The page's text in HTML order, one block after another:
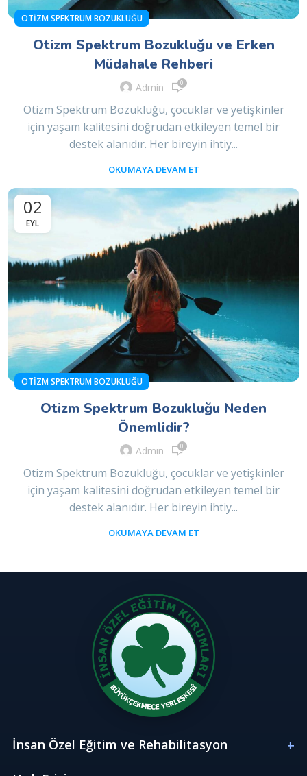
OTIZM SPEKTRUM BOZUKLUĞU
Otizm Spektrum Bozukluğu ve Erken
Müdahale Rehberi
Admin 0
Otizm Spektrum Bozukluğu, çocuklar ve yetişkinler
için yaşam kalitesini doğrudan etkileyen temel bir
destek alanıdır. Her bireyin ihtiy...
OKUMAYA DEVAM ET
02
EYL
OTIZM SPEKTRUM BOZUKLUĞU
Otizm Spektrum Bozukluğu Neden
Önemlidir?
Admin 0
Otizm Spektrum Bozukluğu, çocuklar ve yetişkinler
için yaşam kalitesini doğrudan etkileyen temel bir
destek alanıdır. Her bireyin ihtiy...
OKUMAYA DEVAM ET
İnsan Özel Eğitim ve Rehabilitasyon